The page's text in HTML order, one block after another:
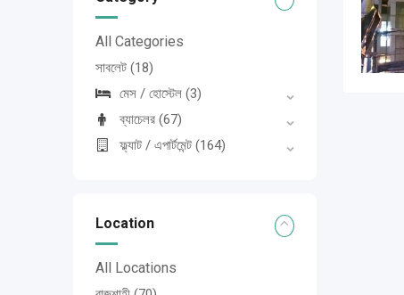
All Categories
সাবলেট (18)
মেস / হোস্টেল (3)
ব্যাচেলর (67)
ফ্ল্যাট / এপার্টমেন্ট (164)
Location
All Locations